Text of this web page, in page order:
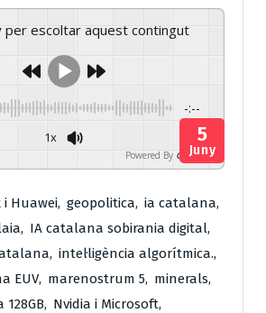
per escoltar aquest contingut
-:--
1x
Powered By GSpeech
i Huawei, geopolitica, ia catalana,
, IA catalana sobirania digital,
, intel·ligència algorítmica.,
EUV, marenostrum 5, minerals,
128GB, Nvidia i Microsoft,
5
Juny